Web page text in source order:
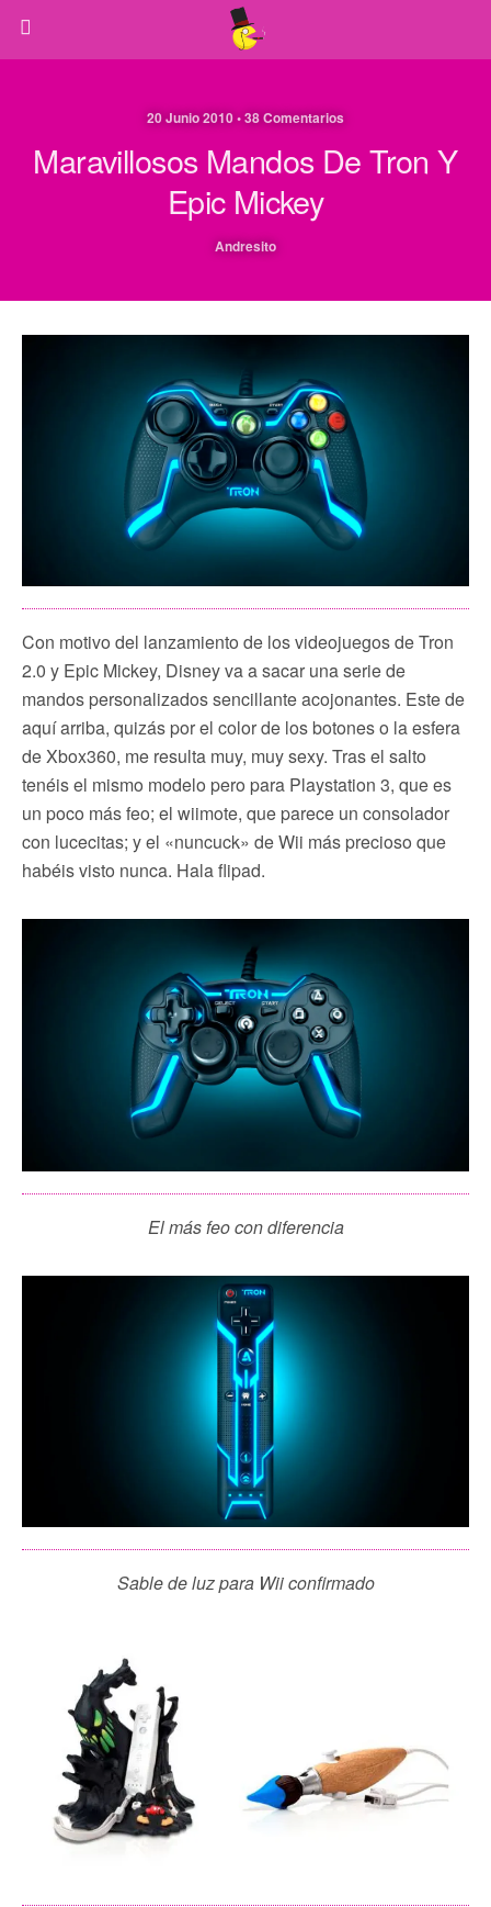
20 Junio 2010 • 38 Comentarios
Maravillosos Mandos De Tron Y
Epic Mickey
Andresito
Con motivo del lanzamiento de los videojuegos de Tron
2.0 y Epic Mickey, Disney va a sacar una serie de
mandos personalizados sencillante acojonantes. Este de
aquí arriba, quizás por el color de los botones o la esfera
de Xbox360, me resulta muy, muy sexy. Tras el salto
tenéis el mismo modelo pero para Playstation 3, que es
un poco más feo; el wiimote, que parece un consolador
con lucecitas; y el «nuncuck» de Wii más precioso que
habéis visto nunca. Hala flipad.
El más feo con diferencia
Sable de luz para Wii confirmado